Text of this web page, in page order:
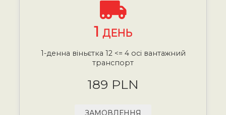
1 ДЕНЬ
1-денна віньєтка 12 <= 4 осі вантажний
транспорт
189 PLN
ЗАМОВЛЕННЯ